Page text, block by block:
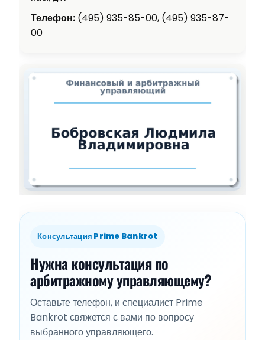
Телефон: (495) 935-85-00, (495) 935-87-
00
Консультация Prime Bankrot
Нужна консультация по
арбитражному управляющему?
Оставьте телефон, и специалист Prime
Bankrot свяжется с вами по вопросу
выбранного управляющего.